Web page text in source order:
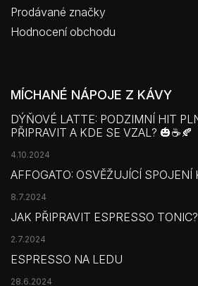
Prodávané značky
Hodnocení obchodu
MÍCHANÉ NÁPOJE Z KÁVY
DÝŇOVÉ LATTE: PODZIMNÍ HIT
PŘIPRAVIT A KDE SE VZAL? 🎃☕🍂
4.10.2024
AFFOGATO: OSVĚŽUJÍCÍ SPOJENÍ
8.7.2024
JAK PŘIPRAVIT ESPRESSO TONIC?
2.7.2024
ESPRESSO NA LEDU
28.6.2024